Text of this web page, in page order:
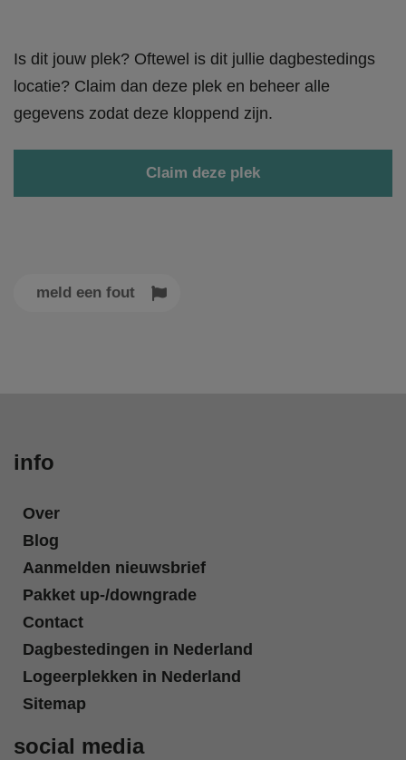
Is dit jouw plek? Oftewel is dit jullie dagbestedings
locatie? Claim dan deze plek en beheer alle
gegevens zodat deze kloppend zijn.
Claim deze plek
meld een fout
info
Over
Blog
Aanmelden nieuwsbrief
Pakket up-/downgrade
Contact
Dagbestedingen in Nederland
Logeerplekken in Nederland
Sitemap
social media